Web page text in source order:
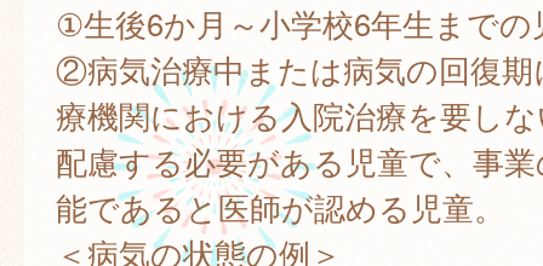
①生後6か月～小学校6年生までの
②病気治療中または病気の回復期
療機関における入院治療を要し
配慮する必要がある児童で、事
能であると医師が認める児童。
＜病気の状態の例＞